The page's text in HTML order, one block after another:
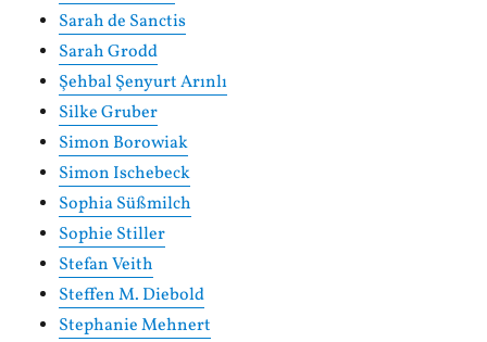
Sarah de Sanctis
Sarah Grodd
Şehbal Şenyurt Arınlı
Silke Gruber
Simon Borowiak
Simon Ischebeck
Sophia Süßmilch
Sophie Stiller
Stefan Veith
Steffen M. Diebold
Stephanie Mehnert